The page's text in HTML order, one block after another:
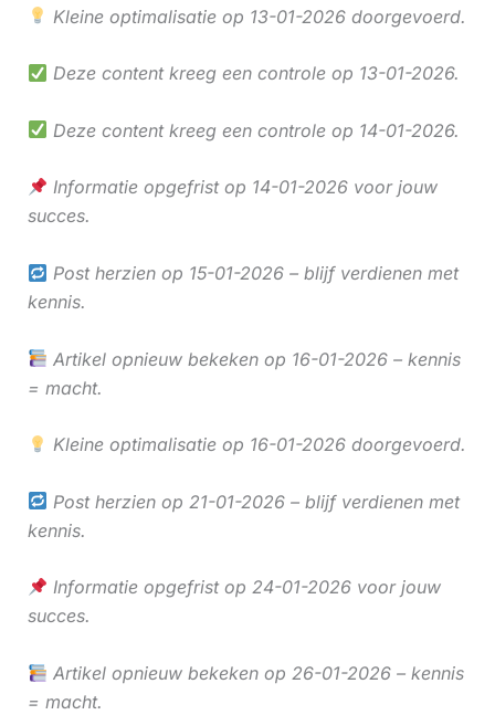
Kleine optimalisatie op 13-01-2026 doorgevoerd.
Deze content kreeg een controle op 13-01-2026.
Deze content kreeg een controle op 14-01-2026.
Informatie opgefrist op 14-01-2026 voor jouw
succes.
Post herzien op 15-01-2026 – blijf verdienen met
kennis.
Artikel opnieuw bekeken op 16-01-2026 – kennis
= macht.
Kleine optimalisatie op 16-01-2026 doorgevoerd.
Post herzien op 21-01-2026 – blijf verdienen met
kennis.
Informatie opgefrist op 24-01-2026 voor jouw
succes.
Artikel opnieuw bekeken op 26-01-2026 – kennis
= macht.